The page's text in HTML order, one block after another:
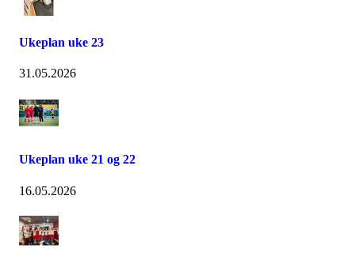
Ukeplan uke 23
31.05.2026
Ukeplan uke 21 og 22
16.05.2026